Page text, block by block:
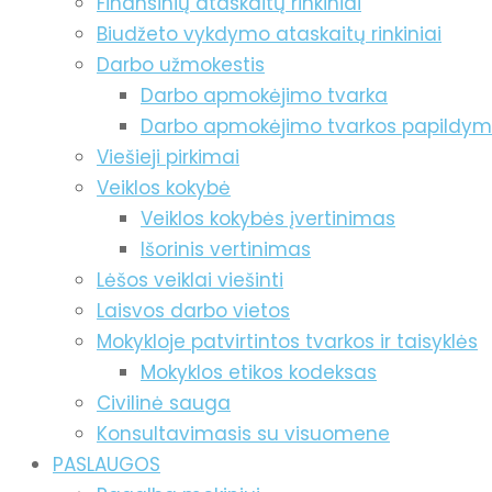
Biudžeto vykdymo ataskaitų rinkiniai
Darbo užmokestis
Darbo apmokėjimo tvarka
Darbo apmokėjimo tvarkos
Viešieji pirkimai
Veiklos kokybė
Veiklos kokybės įvertinimas
Išorinis vertinimas
Lėšos veiklai viešinti
Laisvos darbo vietos
Mokykloje patvirtintos tvarkos ir taisyklės
Mokyklos etikos kodeksas
Civilinė sauga
Konsultavimasis su visuomene
PASLAUGOS